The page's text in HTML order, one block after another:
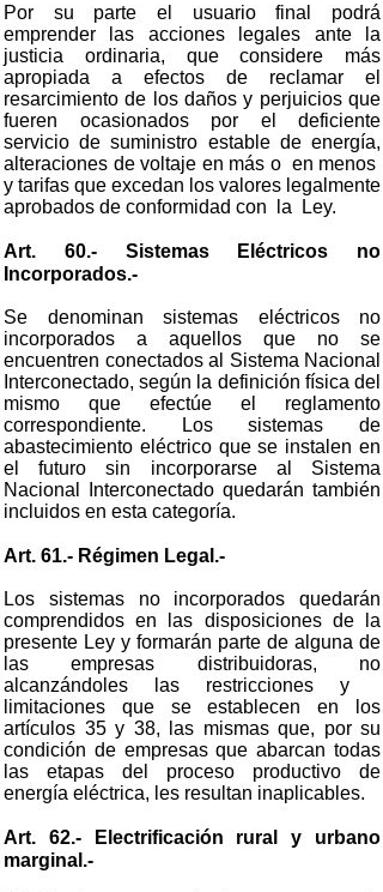
Por su parte el usuario final podrá
emprender las acciones legales ante la
justicia ordinaria, que considere más
apropiada a efectos de reclamar el
resarcimiento de los daños y perjuicios que
fueren ocasionados por el deficiente
servicio de suministro estable de energía,
alteraciones de voltaje en más o en menos
y tarifas que excedan los valores legalmente
aprobados de conformidad con la Ley.
Art. 60.- Sistemas Eléctricos no
Incorporados.-
Se denominan sistemas eléctricos no
incorporados a aquellos que no se
encuentren conectados al Sistema Nacional
Interconectado, según la definición física del
mismo que efectúe el reglamento
correspondiente. Los sistemas de
abastecimiento eléctrico que se instalen en
el futuro sin incorporarse al Sistema
Nacional Interconectado quedarán también
incluidos en esta categoría.
Art. 61.- Régimen Legal.-
Los sistemas no incorporados quedarán
comprendidos en las disposiciones de la
presente Ley y formarán parte de alguna de
las empresas distribuidoras, no
alcanzándoles las restricciones y
limitaciones que se establecen en los
artículos 35 y 38, las mismas que, por su
condición de empresas que abarcan todas
las etapas del proceso productivo de
energía eléctrica, les resultan inaplicables.
Art. 62.- Electrificación rural y urbano
marginal.-